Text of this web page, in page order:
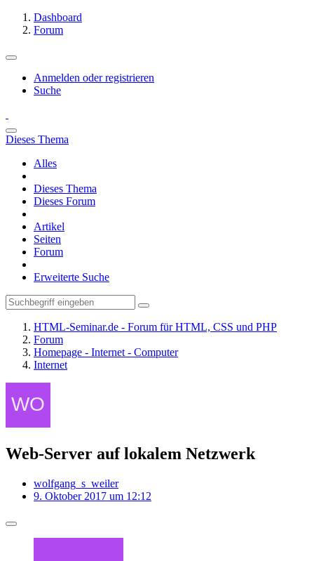
Dashboard
Forum
Anmelden oder registrieren
Suche
Dieses Thema
Alles
Dieses Thema
Dieses Forum
Artikel
Seiten
Forum
Erweiterte Suche
HTML-Seminar.de - Forum für HTML, CSS und PHP
Forum
Homepage - Internet - Computer
Internet
Web-Server auf lokalem Netzwerk
wolfgang_s_weiler
9. Oktober 2017 um 12:12